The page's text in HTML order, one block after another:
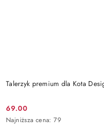
Talerzyk premium dla Kota
Cena
promocyjna:
69.00
Najniższa
Najniższa cena: 79